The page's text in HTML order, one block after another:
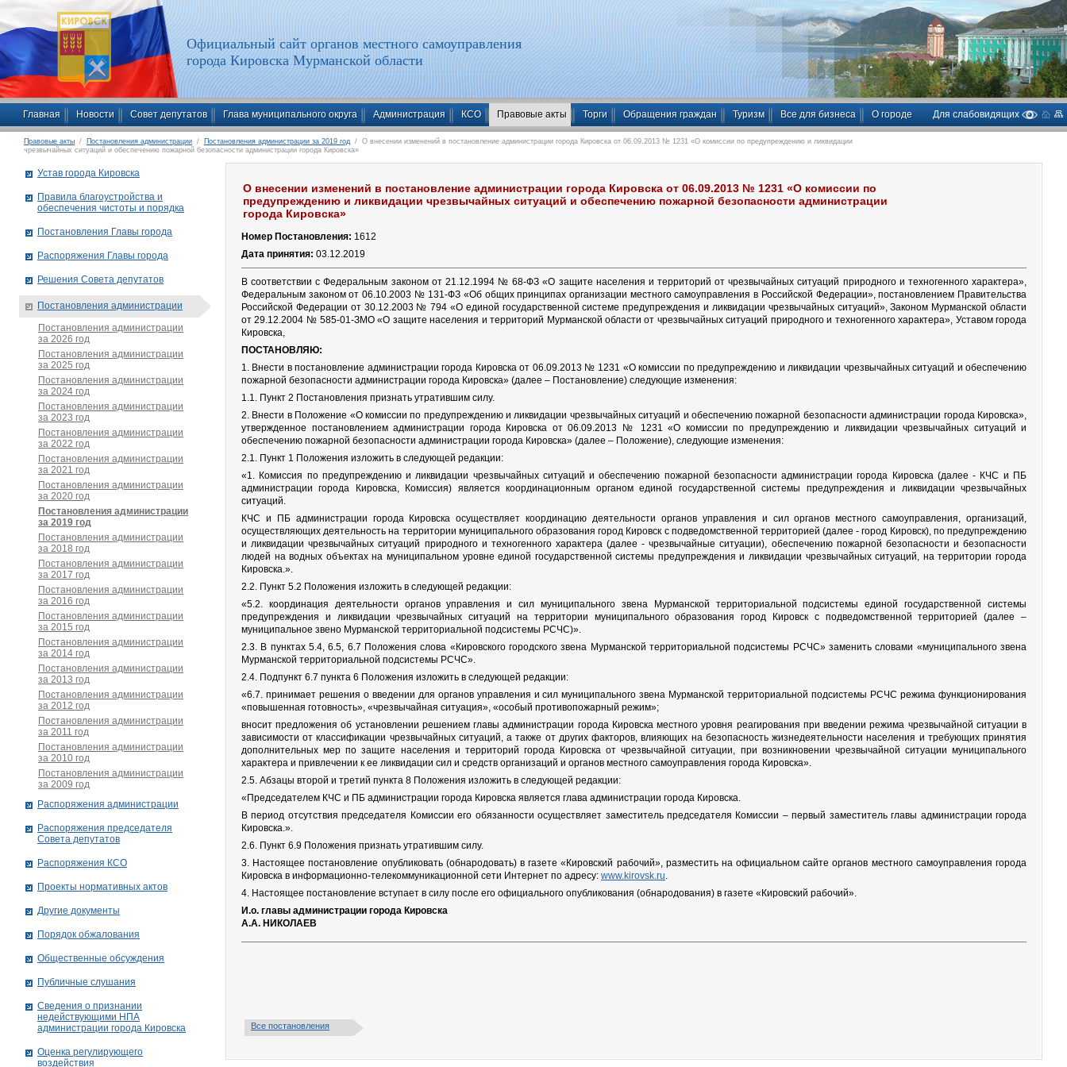
Официальный сайт органов местного самоуправления
города Кировска Мурманской области
Главная Новости Совет депутатов Глава муниципального округа Администрация КСО Правовые акты Торги Обращения граждан Туризм Все для бизнеса О городе Для слабовидящих
Правовые акты / Постановления администрации / Постановления администрации за 2019 год / О внесении изменений в постановление администрации города Кировска от 06.09.2013 № 1231 «О комиссии по предупреждению и ликвидации
чрезвычайных ситуаций и обеспечению пожарной безопасности администрации города Кировска»
О внесении изменений в постановление администрации города Кировска от 06.09.2013 № 1231 «О комиссии по
предупреждению и ликвидации чрезвычайных ситуаций и обеспечению пожарной безопасности администрации
города Кировска»
Номер Постановления: 1612
Дата принятия: 03.12.2019
В соответствии с Федеральным законом от 21.12.1994 № 68-ФЗ «О защите населения и территорий от чрезвычайных ситуаций природного и техногенного характера»,
Федеральным законом от 06.10.2003 № 131-ФЗ «Об общих принципах организации местного самоуправления в Российской Федерации», постановлением Правительства
Российской Федерации от 30.12.2003 № 794 «О единой государственной системе предупреждения и ликвидации чрезвычайных ситуаций», Законом Мурманской области
от 29.12.2004 № 585-01-ЗМО «О защите населения и территорий Мурманской области от чрезвычайных ситуаций природного и техногенного характера», Уставом города
Кировска,
ПОСТАНОВЛЯЮ:
1. Внести в постановление администрации города Кировска от 06.09.2013 № 1231 «О комиссии по предупреждению и ликвидации чрезвычайных ситуаций и обеспечению
пожарной безопасности администрации города Кировска» (далее – Постановление) следующие изменения:
1.1. Пункт 2 Постановления признать утратившим силу.
2. Внести в Положение «О комиссии по предупреждению и ликвидации чрезвычайных ситуаций и обеспечению пожарной безопасности администрации города Кировска»,
утвержденное постановлением администрации города Кировска от 06.09.2013 № 1231 «О комиссии по предупреждению и ликвидации чрезвычайных ситуаций и
обеспечению пожарной безопасности администрации города Кировска» (далее – Положение), следующие изменения:
2.1. Пункт 1 Положения изложить в следующей редакции:
«1. Комиссия по предупреждению и ликвидации чрезвычайных ситуаций и обеспечению пожарной безопасности администрации города Кировска (далее - КЧС и ПБ
администрации города Кировска, Комиссия) является координационным органом единой государственной системы предупреждения и ликвидации чрезвычайных
ситуаций.
КЧС и ПБ администрации города Кировска осуществляет координацию деятельности органов управления и сил органов местного самоуправления, организаций,
осуществляющих деятельность на территории муниципального образования город Кировск с подведомственной территорией (далее - город Кировск), по предупреждению
и ликвидации чрезвычайных ситуаций природного и техногенного характера (далее - чрезвычайные ситуации), обеспечению пожарной безопасности и безопасности
людей на водных объектах на муниципальном уровне единой государственной системы предупреждения и ликвидации чрезвычайных ситуаций, на территории города
Кировска.».
2.2. Пункт 5.2 Положения изложить в следующей редакции:
«5.2. координация деятельности органов управления и сил муниципального звена Мурманской территориальной подсистемы единой государственной системы
предупреждения и ликвидации чрезвычайных ситуаций на территории муниципального образования город Кировск с подведомственной территорией (далее –
муниципальное звено Мурманской территориальной подсистемы РСЧС)».
2.3. В пунктах 5.4, 6.5, 6.7 Положения слова «Кировского городского звена Мурманской территориальной подсистемы РСЧС» заменить словами «муниципального звена
Мурманской территориальной подсистемы РСЧС».
2.4. Подпункт 6.7 пункта 6 Положения изложить в следующей редакции:
«6.7. принимает решения о введении для органов управления и сил муниципального звена Мурманской территориальной подсистемы РСЧС режима функционирования
«повышенная готовность», «чрезвычайная ситуация», «особый противопожарный режим»;
вносит предложения об установлении решением главы администрации города Кировска местного уровня реагирования при введении режима чрезвычайной ситуации в
зависимости от классификации чрезвычайных ситуаций, а также от других факторов, влияющих на безопасность жизнедеятельности населения и требующих принятия
дополнительных мер по защите населения и территорий города Кировска от чрезвычайной ситуации, при возникновении чрезвычайной ситуации муниципального
характера и привлечении к ее ликвидации сил и средств организаций и органов местного самоуправления города Кировска».
2.5. Абзацы второй и третий пункта 8 Положения изложить в следующей редакции:
«Председателем КЧС и ПБ администрации города Кировска является глава администрации города Кировска.
В период отсутствия председателя Комиссии его обязанности осуществляет заместитель председателя Комиссии – первый заместитель главы администрации города
Кировска.».
2.6. Пункт 6.9 Положения признать утратившим силу.
3. Настоящее постановление опубликовать (обнародовать) в газете «Кировский рабочий», разместить на официальном сайте органов местного самоуправления города
Кировска в информационно-телекоммуникационной сети Интернет по адресу: www.kirovsk.ru.
4. Настоящее постановление вступает в силу после его официального опубликования (обнародования) в газете «Кировский рабочий».
И.о. главы администрации города Кировска
А.А. НИКОЛАЕВ
Все постановления
Устав города Кировска
Правила благоустройства и
обеспечения чистоты и порядка
Постановления Главы города
Распоряжения Главы города
Решения Совета депутатов
Постановления администрации
Постановления администрации
за 2026 год
Постановления администрации
за 2025 год
Постановления администрации
за 2024 год
Постановления администрации
за 2023 год
Постановления администрации
за 2022 год
Постановления администрации
за 2021 год
Постановления администрации
за 2020 год
Постановления администрации
за 2019 год
Постановления администрации
за 2018 год
Постановления администрации
за 2017 год
Постановления администрации
за 2016 год
Постановления администрации
за 2015 год
Постановления администрации
за 2014 год
Постановления администрации
за 2013 год
Постановления администрации
за 2012 год
Постановления администрации
за 2011 год
Постановления администрации
за 2010 год
Постановления администрации
за 2009 год
Распоряжения администрации
Распоряжения председателя
Совета депутатов
Распоряжения КСО
Проекты нормативных актов
Другие документы
Порядок обжалования
Общественные обсуждения
Публичные слушания
Сведения о признании
недействующими НПА
администрации города Кировскa
Оценка регулирующего
воздействия